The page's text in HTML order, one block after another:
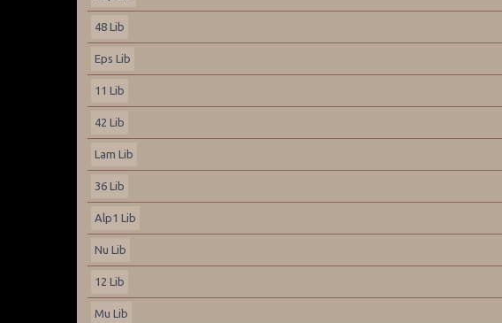
48 Lib
Eps Lib
11 Lib
42 Lib
Lam Lib
36 Lib
Alp1 Lib
Nu Lib
12 Lib
Mu Lib